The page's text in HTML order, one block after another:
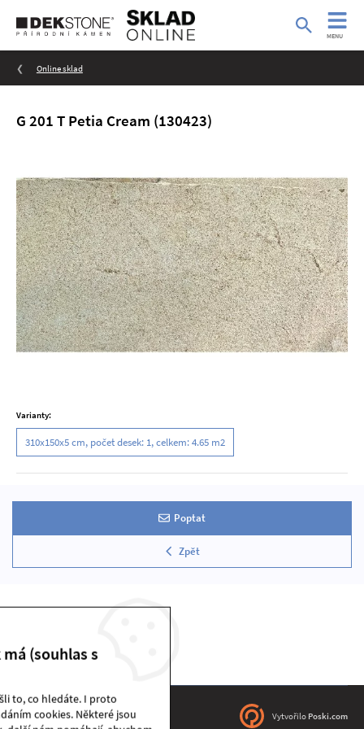
MENU
Online sklad
G 201 T Petia Cream (130423)
Varianty:
310x150x5 cm, počet desek: 1, celkem: 4.65 m2
Poptat
Zpět
DEKSTONE sklad | © 2026 Vytvořilo Poski.com
(souhlas s
to, co hledáte. I proto
cookies. Některé jsou